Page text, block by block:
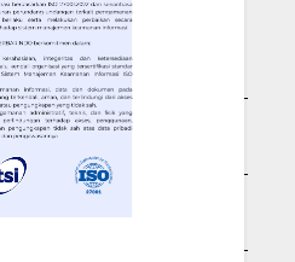
Wahidin
Hutapea
I Made